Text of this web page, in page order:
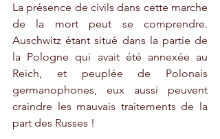
La présence de civils dans cette marche
de la mort peut se comprendre.
Auschwitz étant situé dans la partie de
la Pologne qui avait été annexée au
Reich, et peuplée de Polonais
germanophones, eux aussi peuvent
craindre les mauvais traitements de la
part des Russes !